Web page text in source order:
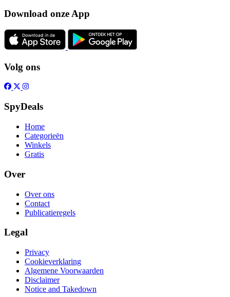
Download onze App
Volg ons
SpyDeals
Home
Categorieën
Winkels
Gratis
Over
Over ons
Contact
Publicatieregels
Legal
Privacy
Cookieverklaring
Algemene Voorwaarden
Disclaimer
Notice and Takedown